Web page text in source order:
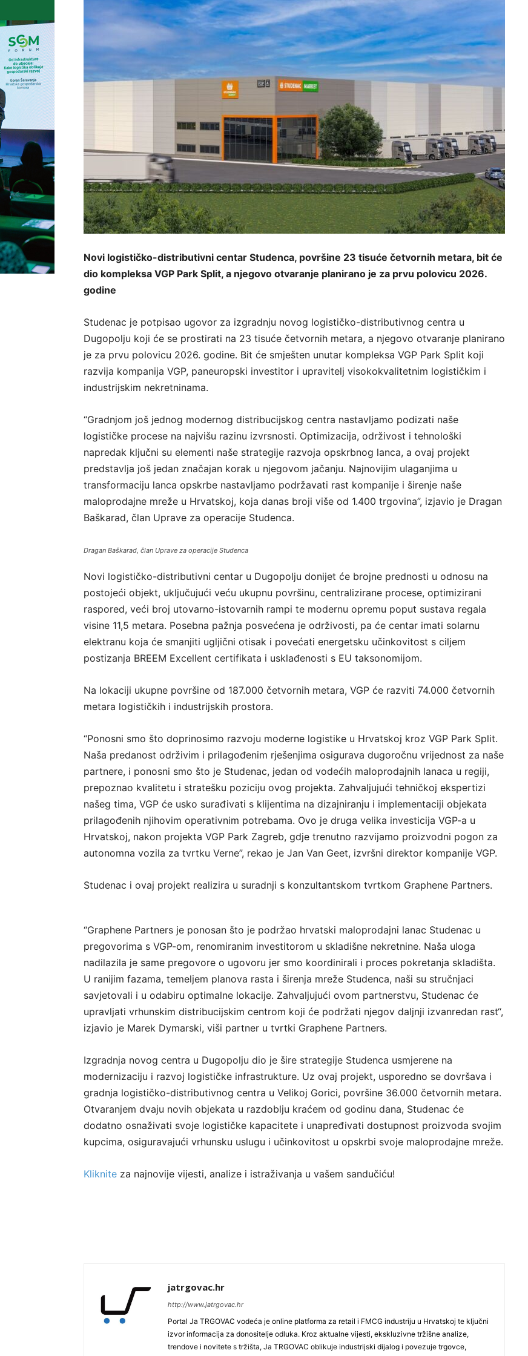
Novi logističko-distributivni centar Studenca, površine 23 tisuće četvornih metara, bit će
dio kompleksa VGP Park Split, a njegovo otvaranje planirano je za prvu polovicu 2026.
godine
Studenac je potpisao ugovor za izgradnju novog logističko-distributivnog centra u
Dugopolju koji će se prostirati na 23 tisuće četvornih metara, a njegovo otvaranje planirano
je za prvu polovicu 2026. godine. Bit će smješten unutar kompleksa VGP Park Split koji
razvija kompanija VGP, paneuropski investitor i upravitelj visokokvalitetnim logističkim i
industrijskim nekretninama.
“Gradnjom još jednog modernog distribucijskog centra nastavljamo podizati naše
logističke procese na najvišu razinu izvrsnosti. Optimizacija, održivost i tehnološki
napredak ključni su elementi naše strategije razvoja opskrbnog lanca, a ovaj projekt
predstavlja još jedan značajan korak u njegovom jačanju. Najnovijim ulaganjima u
transformaciju lanca opskrbe nastavljamo podržavati rast kompanije i širenje naše
maloprodajne mreže u Hrvatskoj, koja danas broji više od 1.400 trgovina”, izjavio je Dragan
Baškarad, član Uprave za operacije Studenca.
Dragan Baškarad, član Uprave za operacije Studenca
Novi logističko-distributivni centar u Dugopolju donijet će brojne prednosti u odnosu na
postojeći objekt, uključujući veću ukupnu površinu, centralizirane procese, optimizirani
raspored, veći broj utovarno-istovarnih rampi te modernu opremu poput sustava regala
visine 11,5 metara. Posebna pažnja posvećena je održivosti, pa će centar imati solarnu
elektranu koja će smanjiti ugljični otisak i povećati energetsku učinkovitost s ciljem
postizanja BREEM Excellent certifikata i usklađenosti s EU taksonomijom.
Na lokaciji ukupne površine od 187.000 četvornih metara, VGP će razviti 74.000 četvornih
metara logističkih i industrijskih prostora.
“Ponosni smo što doprinosimo razvoju moderne logistike u Hrvatskoj kroz VGP Park Split.
Naša predanost održivim i prilagođenim rješenjima osigurava dugoročnu vrijednost za naše
partnere, i ponosni smo što je Studenac, jedan od vodećih maloprodajnih lanaca u regiji,
prepoznao kvalitetu i stratešku poziciju ovog projekta. Zahvaljujući tehničkoj ekspertizi
našeg tima, VGP će usko surađivati s klijentima na dizajniranju i implementaciji objekata
prilagođenih njihovim operativnim potrebama. Ovo je druga velika investicija VGP-a u
Hrvatskoj, nakon projekta VGP Park Zagreb, gdje trenutno razvijamo proizvodni pogon za
autonomna vozila za tvrtku Verne”, rekao je Jan Van Geet, izvršni direktor kompanije VGP.
Studenac i ovaj projekt realizira u suradnji s konzultantskom tvrtkom Graphene Partners.
“Graphene Partners je ponosan što je podržao hrvatski maloprodajni lanac Studenac u
pregovorima s VGP-om, renomiranim investitorom u skladišne nekretnine. Naša uloga
nadilazila je same pregovore o ugovoru jer smo koordinirali i proces pokretanja skladišta.
U ranijim fazama, temeljem planova rasta i širenja mreže Studenca, naši su stručnjaci
savjetovali i u odabiru optimalne lokacije. Zahvaljujući ovom partnerstvu, Studenac će
upravljati vrhunskim distribucijskim centrom koji će podržati njegov daljnji izvanredan rast“,
izjavio je Marek Dymarski, viši partner u tvrtki Graphene Partners.
Izgradnja novog centra u Dugopolju dio je šire strategije Studenca usmjerene na
modernizaciju i razvoj logističke infrastrukture. Uz ovaj projekt, usporedno se dovršava i
gradnja logističko-distributivnog centra u Velikoj Gorici, površine 36.000 četvornih metara.
Otvaranjem dvaju novih objekata u razdoblju kraćem od godinu dana, Studenac će
dodatno osnaživati svoje logističke kapacitete i unapređivati dostupnost proizvoda svojim
kupcima, osiguravajući vrhunsku uslugu i učinkovitost u opskrbi svoje maloprodajne mreže.
Kliknite za najnovije vijesti, analize i istraživanja u vašem sandučiću!
jatrgovac.hr
http://www.jatrgovac.hr
Portal Ja TRGOVAC vodeća je online platforma za retail i FMCG industriju u Hrvatskoj te ključni
izvor informacija za donositelje odluka. Kroz aktualne vijesti, ekskluzivne tržišne analize,
trendove i novitete s tržišta, Ja TRGOVAC oblikuje industrijski dijalog i povezuje trgovce,